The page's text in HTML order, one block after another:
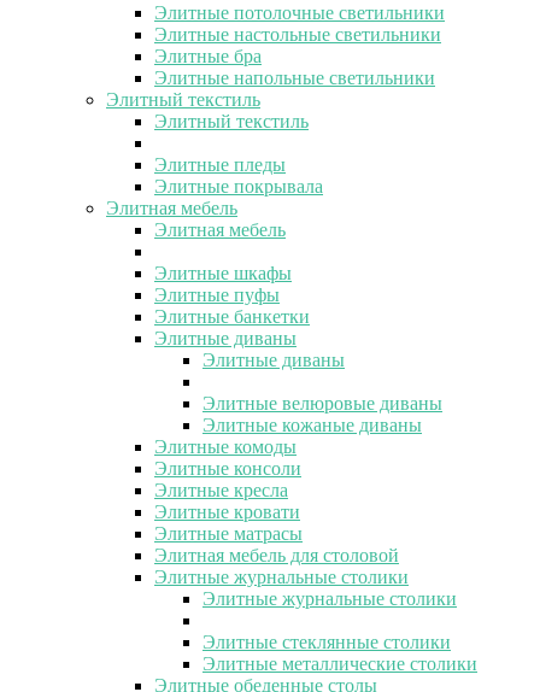
Элитные потолочные светильники
Элитные настольные светильники
Элитные бра
Элитные напольные светильники
Элитный текстиль
Элитный текстиль
Элитные пледы
Элитные покрывала
Элитная мебель
Элитная мебель
Элитные шкафы
Элитные пуфы
Элитные банкетки
Элитные диваны
Элитные диваны
Элитные велюровые диваны
Элитные кожаные диваны
Элитные комоды
Элитные консоли
Элитные кресла
Элитные кровати
Элитные матрасы
Элитная мебель для столовой
Элитные журнальные столики
Элитные журнальные столики
Элитные стеклянные столики
Элитные металлические столики
Элитные обеденные столы